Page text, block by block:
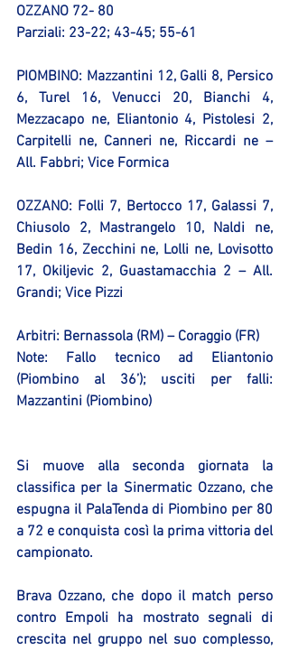
OZZANO 72- 80
Parziali: 23-22; 43-45; 55-61
PIOMBINO: Mazzantini 12, Galli 8, Persico
6, Turel 16, Venucci 20, Bianchi 4,
Mezzacapo ne, Eliantonio 4, Pistolesi 2,
Carpitelli ne, Canneri ne, Riccardi ne –
All. Fabbri; Vice Formica
OZZANO: Folli 7, Bertocco 17, Galassi 7,
Chiusolo 2, Mastrangelo 10, Naldi ne,
Bedin 16, Zecchini ne, Lolli ne, Lovisotto
17, Okiljevic 2, Guastamacchia 2 – All.
Grandi; Vice Pizzi
Arbitri: Bernassola (RM) – Coraggio (FR)
Note: Fallo tecnico ad Eliantonio
(Piombino al 36’); usciti per falli:
Mazzantini (Piombino)
Si muove alla seconda giornata la
classifica per la Sinermatic Ozzano, che
espugna il PalaTenda di Piombino per 80
a 72 e conquista così la prima vittoria del
campionato.
Brava Ozzano, che dopo il match perso
contro Empoli ha mostrato segnali di
crescita nel gruppo nel suo complesso,